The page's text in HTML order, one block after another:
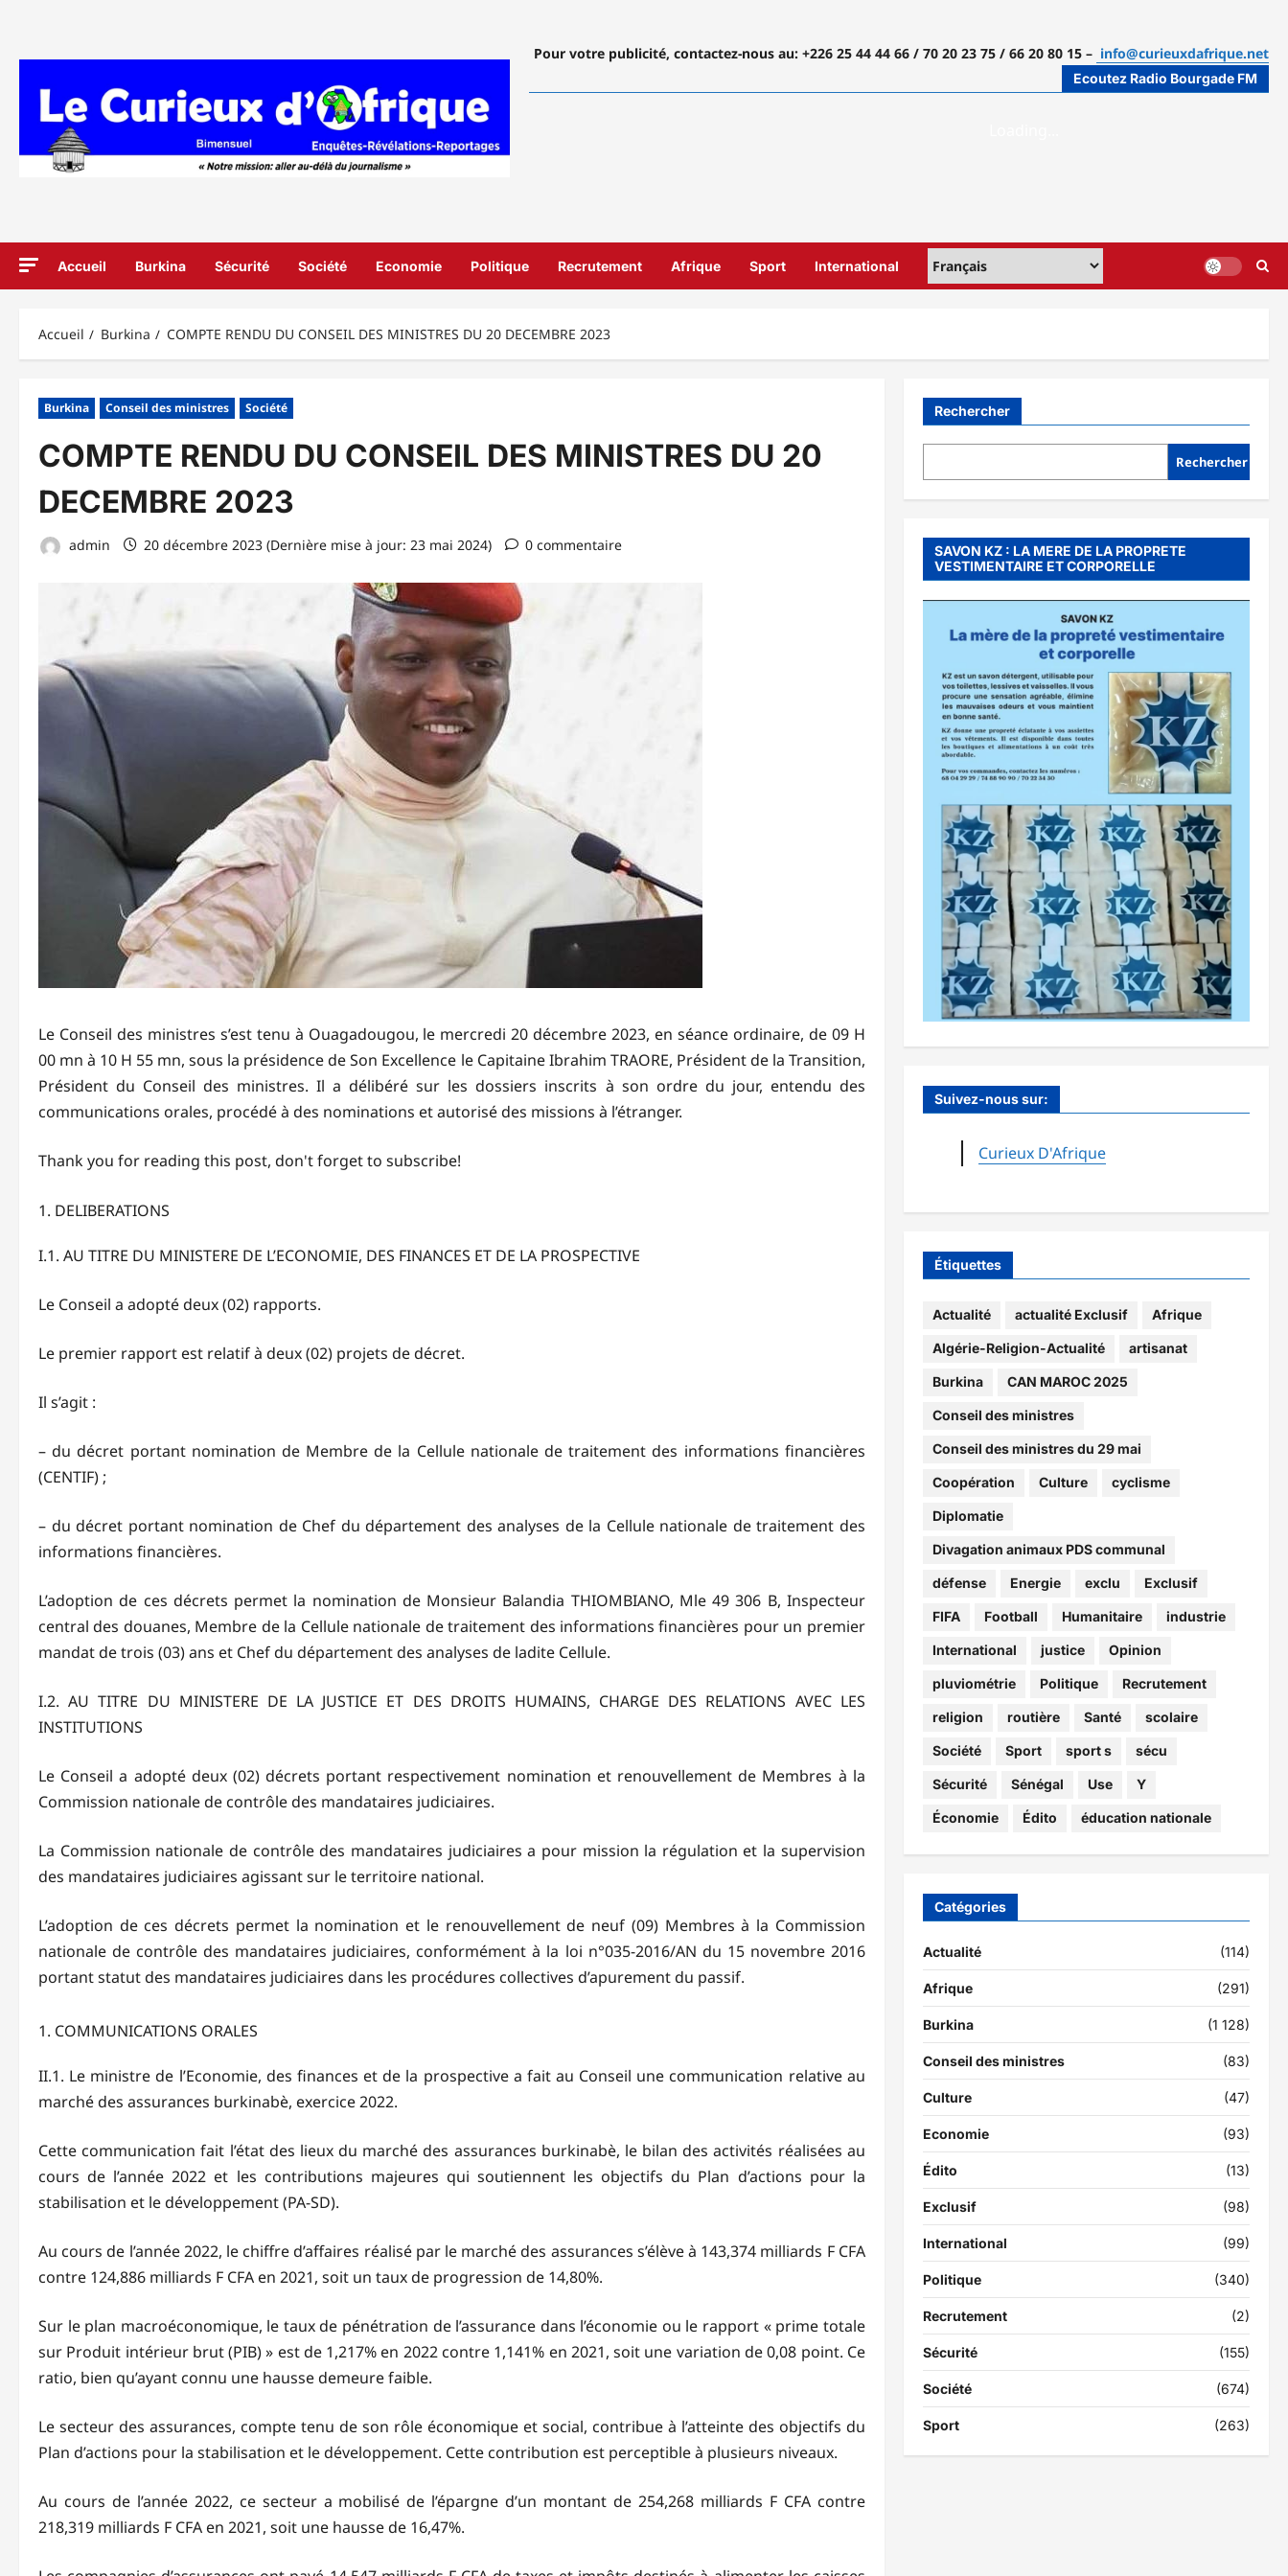
Pour votre publicité, contactez-nous au: +226 25 44 44 66 / 70 20 23 75 / 66 20 80 15 – info@curieuxdafrique.net
Ecoutez Radio Bourgade FM
Accueil Burkina Sécurité Société Economie Politique Recrutement Afrique Sport International
Accueil Burkina COMPTE RENDU DU CONSEIL DES MINISTRES DU 20 DECEMBRE 2023
Burkina Conseil des ministres Société
COMPTE RENDU DU CONSEIL DES MINISTRES DU 20
DECEMBRE 2023
admin 20 décembre 2023 (Dernière mise à jour: 23 mai 2024) 0 commentaire
Le Conseil des ministres s’est tenu à Ouagadougou, le mercredi 20 décembre 2023, en séance ordinaire, de 09 H
00 mn à 10 H 55 mn, sous la présidence de Son Excellence le Capitaine Ibrahim TRAORE, Président de la Transition,
Président du Conseil des ministres. Il a délibéré sur les dossiers inscrits à son ordre du jour, entendu des
communications orales, procédé à des nominations et autorisé des missions à l’étranger.
Thank you for reading this post, don't forget to subscribe!
DELIBERATIONS
I.1. AU TITRE DU MINISTERE DE L’ECONOMIE, DES FINANCES ET DE LA PROSPECTIVE
Le Conseil a adopté deux (02) rapports.
Le premier rapport est relatif à deux (02) projets de décret.
Il s’agit :
– du décret portant nomination de Membre de la Cellule nationale de traitement des informations financières
(CENTIF) ;
– du décret portant nomination de Chef du département des analyses de la Cellule nationale de traitement des
informations financières.
L’adoption de ces décrets permet la nomination de Monsieur Balandia THIOMBIANO, Mle 49 306 B, Inspecteur
central des douanes, Membre de la Cellule nationale de traitement des informations financières pour un premier
mandat de trois (03) ans et Chef du département des analyses de ladite Cellule.
I.2. AU TITRE DU MINISTERE DE LA JUSTICE ET DES DROITS HUMAINS, CHARGE DES RELATIONS AVEC LES
INSTITUTIONS
Le Conseil a adopté deux (02) décrets portant respectivement nomination et renouvellement de Membres à la
Commission nationale de contrôle des mandataires judiciaires.
La Commission nationale de contrôle des mandataires judiciaires a pour mission la régulation et la supervision
des mandataires judiciaires agissant sur le territoire national.
L’adoption de ces décrets permet la nomination et le renouvellement de neuf (09) Membres à la Commission
nationale de contrôle des mandataires judiciaires, conformément à la loi n°035-2016/AN du 15 novembre 2016
portant statut des mandataires judiciaires dans les procédures collectives d’apurement du passif.
COMMUNICATIONS ORALES
II.1. Le ministre de l’Economie, des finances et de la prospective a fait au Conseil une communication relative au
marché des assurances burkinabè, exercice 2022.
Cette communication fait l’état des lieux du marché des assurances burkinabè, le bilan des activités réalisées au
cours de l’année 2022 et les contributions majeures qui soutiennent les objectifs du Plan d’actions pour la
stabilisation et le développement (PA-SD).
Au cours de l’année 2022, le chiffre d’affaires réalisé par le marché des assurances s’élève à 143,374 milliards F CFA
contre 124,886 milliards F CFA en 2021, soit un taux de progression de 14,80%.
Sur le plan macroéconomique, le taux de pénétration de l’assurance dans l’économie ou le rapport « prime totale
sur Produit intérieur brut (PIB) » est de 1,217% en 2022 contre 1,141% en 2021, soit une variation de 0,08 point. Ce
ratio, bien qu’ayant connu une hausse demeure faible.
Le secteur des assurances, compte tenu de son rôle économique et social, contribue à l’atteinte des objectifs du
Plan d’actions pour la stabilisation et le développement. Cette contribution est perceptible à plusieurs niveaux.
Au cours de l’année 2022, ce secteur a mobilisé de l’épargne d’un montant de 254,268 milliards F CFA contre
218,319 milliards F CFA en 2021, soit une hausse de 16,47%.
Rechercher
Rechercher
SAVON KZ : LA MERE DE LA PROPRETE
VESTIMENTAIRE ET CORPORELLE
Suivez-nous sur:
Curieux D'Afrique
Étiquettes
Actualité actualité Exclusif Afrique
Algérie-Religion-Actualité artisanat
Burkina CAN MAROC 2025
Conseil des ministres
Conseil des ministres du 29 mai
Coopération Culture cyclisme
Diplomatie
Divagation animaux PDS communal
défense Energie exclu Exclusif
FIFA Football Humanitaire industrie
International justice Opinion
pluviométrie Politique Recrutement
religion routière Santé scolaire
Société Sport sport s sécu
Sécurité Sénégal Use Y
Économie Édito éducation nationale
Catégories
Actualité (114)
Afrique (291)
Burkina (1 128)
Conseil des ministres (83)
Culture (47)
Economie (93)
Édito (13)
Exclusif (98)
International (99)
Politique (340)
Recrutement (2)
Sécurité (155)
Société (674)
Sport (263)